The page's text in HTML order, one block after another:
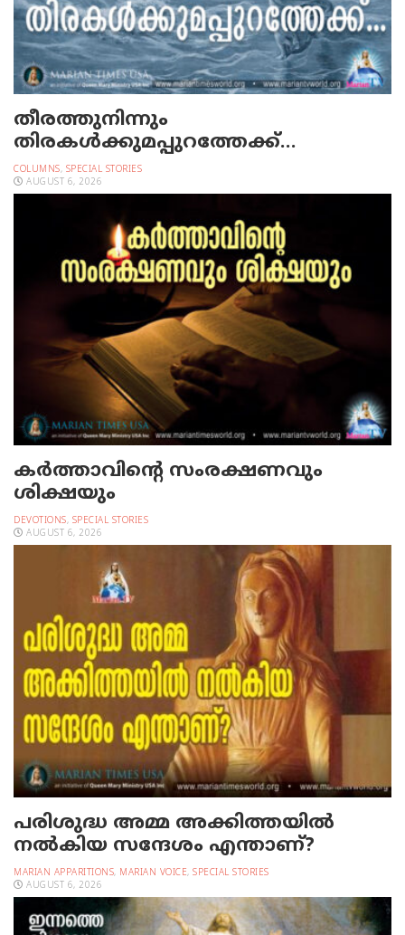
തീരത്തുനിന്നും
തിരകള്‍ക്കുമപ്പുറത്തേക്ക്…
COLUMNS, SPECIAL STORIES
AUGUST 6, 2026
കർത്താവിന്റെ സംരക്ഷണവും
ശിക്ഷയും
DEVOTIONS, SPECIAL STORIES
AUGUST 6, 2026
പരിശുദ്ധ അമ്മ അക്കിത്തയില്‍
നല്‍കിയ സന്ദേശം എന്താണ്?
MARIAN APPARITIONS, MARIAN VOICE, SPECIAL STORIES
AUGUST 6, 2026